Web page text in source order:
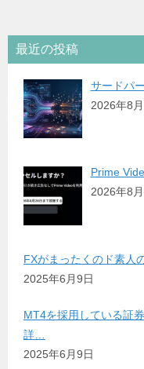
最近の投稿
サードパ
2026年8
Prime
2026年8
FXがまったくのド素人
2025年6月9日
MT4を採用している証
詳…
2025年6月9日